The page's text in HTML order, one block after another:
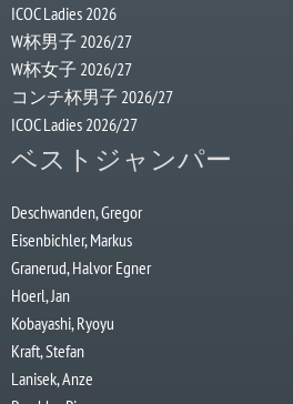
ICOC Ladies 2026
W杯男子 2026/27
W杯女子 2026/27
コンチ杯男子 2026/27
ICOC Ladies 2026/27
ベストジャンパー
Deschwanden, Gregor
Eisenbichler, Markus
Granerud, Halvor Egner
Hoerl, Jan
Kobayashi, Ryoyu
Kraft, Stefan
Lanisek, Anze